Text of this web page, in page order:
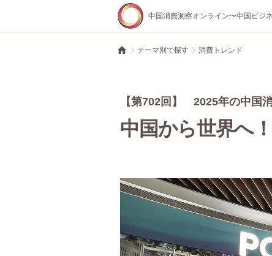
中国消費洞察オンライン〜中国ビジ
テーマ別で探す 消費トレンド
【第702回】 2025年の中国
中国から世界へ